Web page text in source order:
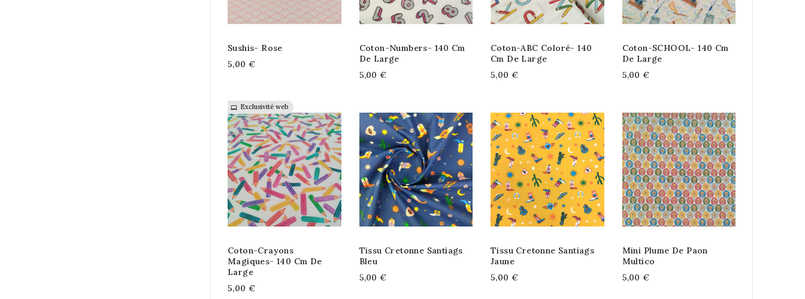
Sushis- Rose
5,00 €
Coton-Numbers- 140 Cm
De Large
5,00 €
Coton-ABC Coloré- 140
Cm De Large
5,00 €
Coton-SCHOOL- 140 Cm
De Large
5,00 €
Exclusivité web
Coton-Crayons
Magiques- 140 Cm De
Large
5,00 €
Tissu Cretonne Santiags
Bleu
5,00 €
Tissu Cretonne Santiags
Jaune
5,00 €
Mini Plume De Paon
Multico
5,00 €